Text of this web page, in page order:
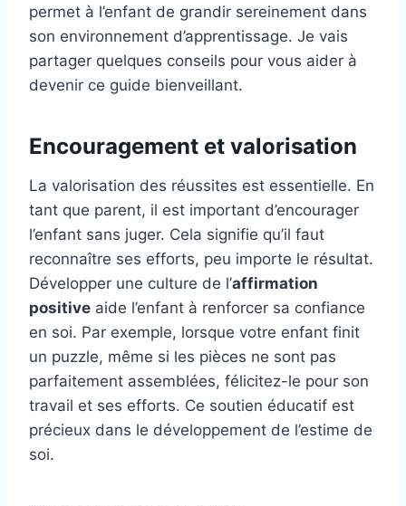
permet à l’enfant de grandir sereinement dans
son environnement d’apprentissage. Je vais
partager quelques conseils pour vous aider à
devenir ce guide bienveillant.
Encouragement et valorisation
La valorisation des réussites est essentielle. En
tant que parent, il est important d’encourager
l’enfant sans juger. Cela signifie qu’il faut
reconnaître ses efforts, peu importe le résultat.
Développer une culture de l’affirmation
positive aide l’enfant à renforcer sa confiance
en soi. Par exemple, lorsque votre enfant finit
un puzzle, même si les pièces ne sont pas
parfaitement assemblées, félicitez-le pour son
travail et ses efforts. Ce soutien éducatif est
précieux dans le développement de l’estime de
soi.